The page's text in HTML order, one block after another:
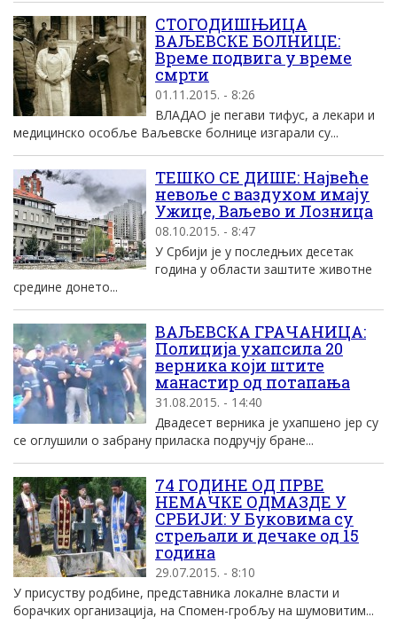
СТОГОДИШЊИЦА
ВАЉЕВСКЕ БОЛНИЦЕ:
Време подвига у време
смрти
01.11.2015. - 8:26
ВЛАДАО је пегави тифус, а лекари и
медицинско особље Ваљевске болнице изгарали су...
ТЕШКО СЕ ДИШЕ: Највеће
невоље с ваздухом имају
Ужице, Ваљево и Лозница
08.10.2015. - 8:47
У Србији је у последњих десетак
година у области заштите животне
средине донето...
ВАЉЕВСКА ГРАЧАНИЦА:
Полиција ухапсила 20
верника који штите
манастир од потапања
31.08.2015. - 14:40
Двадесет верника је ухапшено јер су
се оглушили о забрану приласка подручју бране...
74 ГОДИНЕ ОД ПРВЕ
НЕМАЧКЕ ОДМАЗДЕ У
СРБИЈИ: У Буковима су
стрељали и дечаке од 15
година
29.07.2015. - 8:10
У присуству родбине, представника локалне власти и
борачких организација, на Спомен-гробљу на шумовитим...